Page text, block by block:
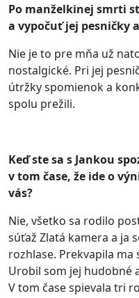
Po manželkinej smrti
a vypočuť jej pesničky
Nie je to pre mňa už
nostalgické. Pri jej
útržky spomienok a
spolu prežili.
Keď ste sa s Jankou
v tom čase, že ide o
vás?
Nie, všetko sa rodilo
súťaž Zlatá kamera a ja
rozhlase. Prekvapila
Urobil som jej hudobné
V tom čase spievala tri